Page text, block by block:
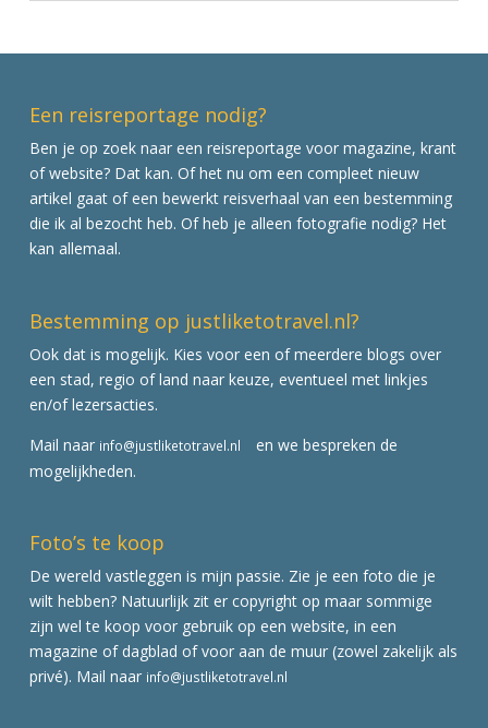
Een reisreportage nodig?
Ben je op zoek naar een reisreportage voor magazine, krant
of website? Dat kan. Of het nu om een compleet nieuw
artikel gaat of een bewerkt reisverhaal van een bestemming
die ik al bezocht heb. Of heb je alleen fotografie nodig? Het
kan allemaal.
Bestemming op justliketotravel.nl?
Ook dat is mogelijk. Kies voor een of meerdere blogs over
een stad, regio of land naar keuze, eventueel met linkjes
en/of lezersacties.
Mail naar info@justliketotravel.nl
en we bespreken de
mogelijkheden.
Foto’s te koop
De wereld vastleggen is mijn passie. Zie je een foto die je
wilt hebben? Natuurlijk zit er copyright op maar sommige
zijn wel te koop voor gebruik op een website, in een
magazine of dagblad of voor aan de muur (zowel zakelijk als
privé). Mail naar info@justliketotravel.nl